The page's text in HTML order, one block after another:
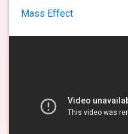
Mass Effect